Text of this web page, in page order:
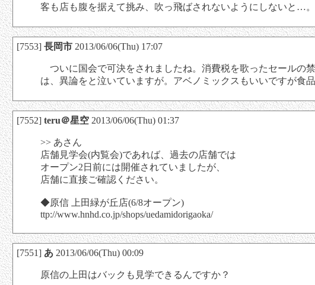
客も店も腹を据えて挑み、吹っ飛ばされないようにしないと…。
[7553] 長岡市2013/06/06(Thu) 17:07
ついに国会で可決をされましたね。消費税を歌ったセールの
は、異論をと泣いていますが。アベノミックスもいいですが食
[7552] teru＠星空2013/06/06(Thu) 01:37
>> あさん
店舗見学会(内覧会)であれば、過去の店舗では
オープン2日前には開催されていましたが、
店舗に直接ご確認ください。
◆原信 上田緑が丘店(6/8オープン)
ttp://www.hnhd.co.jp/shops/uedamidorigaoka/
[7551] あ2013/06/06(Thu) 00:09
原信の上田はバックも見学できるんですか？